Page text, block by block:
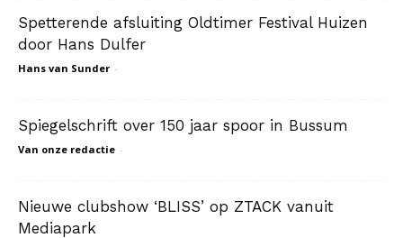
Spetterende afsluiting Oldtimer Festival Huizen
door Hans Dulfer
Hans van Sunder -
Spiegelschrift over 150 jaar spoor in Bussum
Van onze redactie -
Nieuwe clubshow ‘BLISS’ op ZTACK vanuit
Mediapark